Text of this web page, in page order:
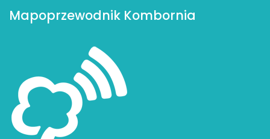
Mapoprzewodnik Kombornia